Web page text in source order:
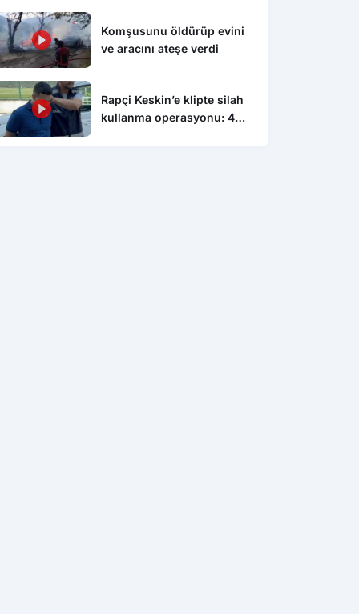
Komşusunu öldürüp evini
ve aracını ateşe verdi
Rapçi Keskin’e klipte silah
kullanma operasyonu: 4